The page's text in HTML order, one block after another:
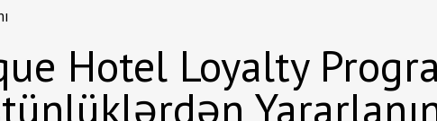
Hotel Loyalty